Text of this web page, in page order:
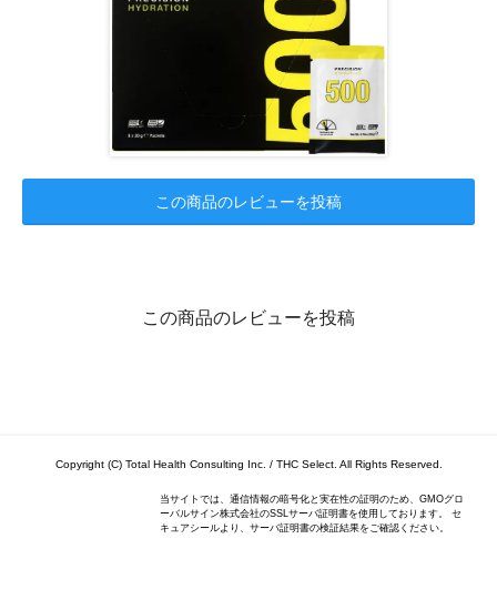
この商品のレビューを投稿
この商品のレビューを投稿
Copyright (C) Total Health Consulting Inc. / THC Select. All Rights Reserved.
当サイトでは、通信情報の暗号化と実在性の証明のため、GMOグロ
ーバルサイン株式会社のSSLサーバ証明書を使用しております。 セ
キュアシールより、サーバ証明書の検証結果をご確認ください。